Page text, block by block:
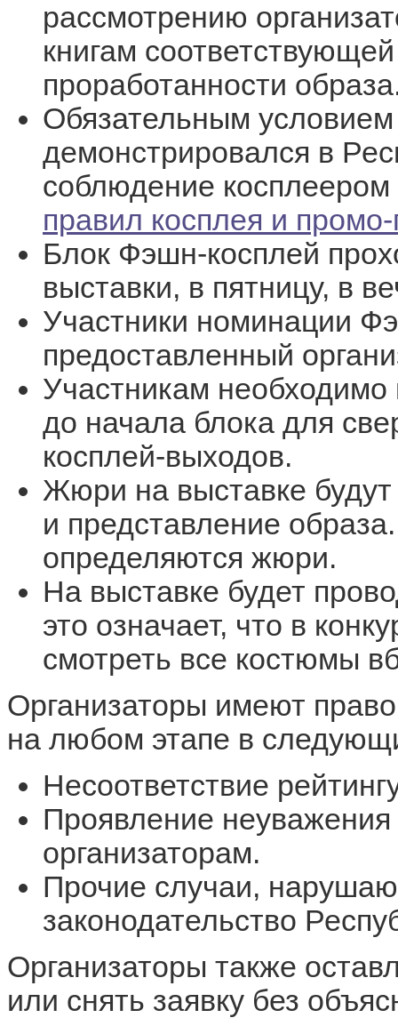
рассмотрению
книгам
проработанности
Обязательным
демонстрировался в
соблюдение косплеером
правил косплея и
Блок Фэшн-косплей
выставки, в пятницу, в
Участники номинации
предоставленный
Участникам необходимо
до начала блока для
косплей-выходов.
Жюри на выставке
и представление
определяются жюри.
На выставке будет
это означает, что в
смотреть все костюмы
Организаторы имеют
на любом этапе в
Несоответствие
Проявление неуважения
организаторам.
Прочие случаи,
законодательство
Организаторы также
или снять заявку без